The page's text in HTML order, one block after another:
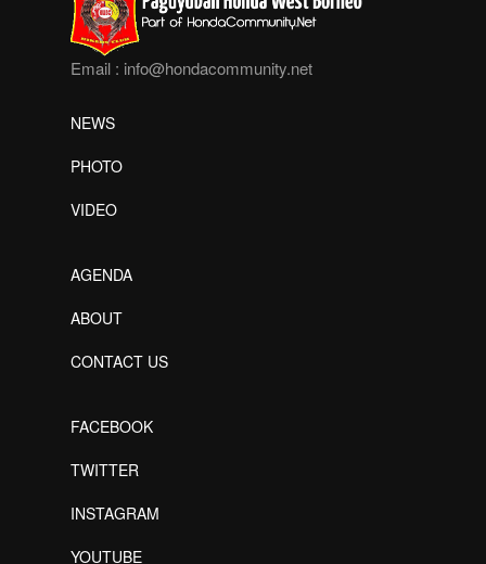
Email : info@hondacommunity.net
NEWS
PHOTO
VIDEO
AGENDA
ABOUT
CONTACT US
FACEBOOK
TWITTER
INSTAGRAM
YOUTUBE